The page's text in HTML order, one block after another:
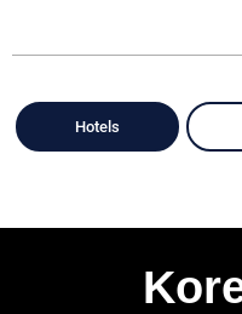
Hotels